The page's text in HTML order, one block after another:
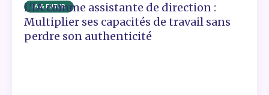
IA & FUTUR
L'IA comme assistante de direction :
Multiplier ses capacités de travail sans
perdre son authenticité